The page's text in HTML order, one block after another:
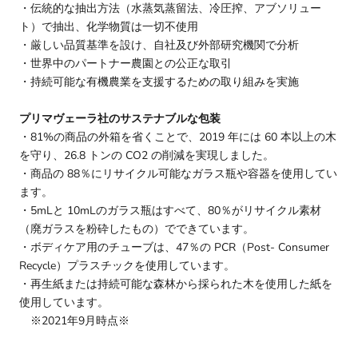
・伝統的な抽出方法（水蒸気蒸留法、冷圧搾、アブソリュー
ト）で抽出、化学物質は一切不使用
・厳しい品質基準を設け、自社及び外部研究機関で分析
・世界中のパートナー農園との公正な取引
・持続可能な有機農業を支援するための取り組みを実施
プリマヴェーラ社のサステナブルな包装
・81%の商品の外箱を省くことで、2019 年には 60 本以上の木
を守り、26.8 トンの CO2 の削減を実現しました。
・商品の 88％にリサイクル可能なガラス瓶や容器を使用してい
ます。
・5mLと 10mLのガラス瓶はすべて、80％がリサイクル素材
（廃ガラスを粉砕したもの）でできています。
・ボディケア用のチューブは、47％の PCR（Post- Consumer
Recycle）プラスチックを使用しています。
・再生紙または持続可能な森林から採られた木を使用した紙を
使用しています。
※2021年9月時点※